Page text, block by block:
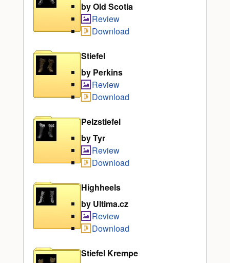
by Old Scotia
Review
Download
Stiefel
by Perkins
Review
Download
Pelzstiefel
by Tyr
Review
Download
Highheels
by Ultima.cz
Review
Download
Stiefel Krempe